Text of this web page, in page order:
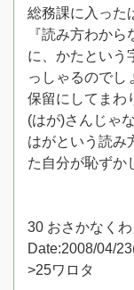
総務課に入った
『読み方わか
に、かたという
っしゃるのでし
保留にしてまわ
(はが)さんじゃ
はがという読み
た自分が恥ずか
30 おさかなく
Date:2008/04/
>25ワロタ